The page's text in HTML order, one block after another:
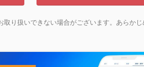
り扱いできない場合がございます。あらかじ